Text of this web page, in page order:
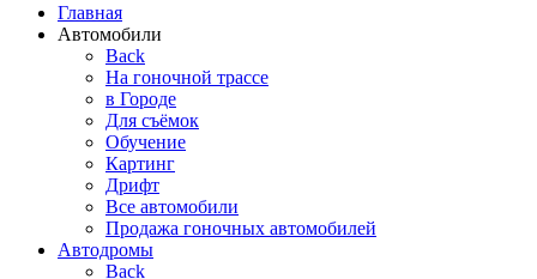
Главная
Автомобили
Back
На гоночной трассе
в Городе
Для съёмок
Обучение
Картинг
Дрифт
Все автомобили
Продажа гоночных автомобилей
Автодромы
Back